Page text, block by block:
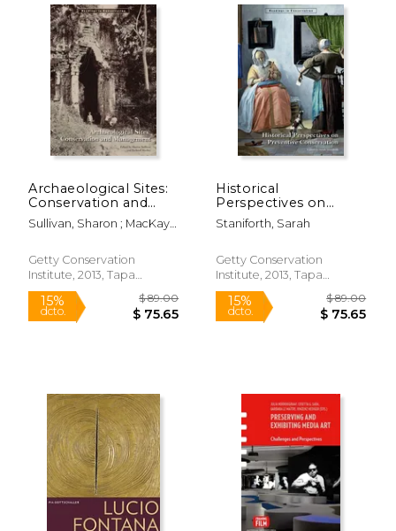
Archaeological Sites:
Conservation and
Management (en
Inglés)
Sullivan, Sharon ; MacKay,
Getty Conservation
Institute, 2013, Tapa
Blanda, Nuevo
Historical
Perspectives on
Preventive
Conservation (en
Staniforth, Sarah
Getty Conservation
Institute, 2013, Tapa
Blanda, Nuevo